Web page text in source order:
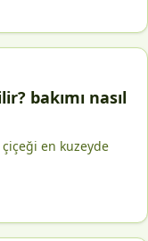
bakımı nasıl
en kuzeyde